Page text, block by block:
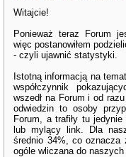
Witajcie!
Ponieważ teraz Forum
więc postanowiłem
- czyli ujawnić statystyki.
Istotną informacją na
współczynnik
wszedł na Forum i od
odwiedzin to osoby
Forum, a trafiły tu
lub mylący link. Dla
średnio 34%, co oznacza
ogóle wliczana do